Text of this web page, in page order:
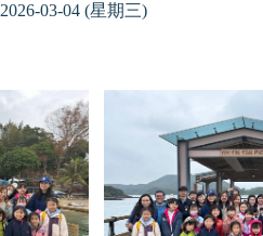
2026-03-04 (星期三)